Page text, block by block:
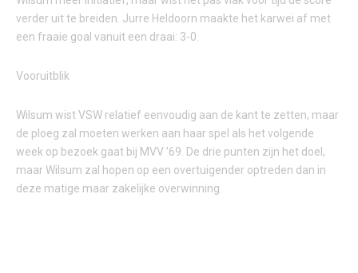
verder uit te breiden. Jurre Heldoorn maakte het karwei af met
een fraaie goal vanuit een draai: 3-0.
Vooruitblik
Wilsum wist VSW relatief eenvoudig aan de kant te zetten, maar
de ploeg zal moeten werken aan haar spel als het volgende
week op bezoek gaat bij MVV ’69. De drie punten zijn het doel,
maar Wilsum zal hopen op een overtuigender optreden dan in
deze matige maar zakelijke overwinning.